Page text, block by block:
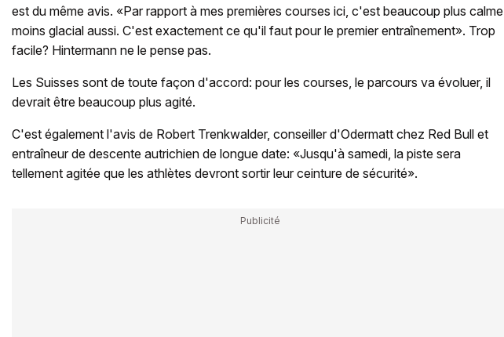
est du même avis. «Par rapport à mes premières courses ici, c'est beaucoup plus calme,
moins glacial aussi. C'est exactement ce qu'il faut pour le premier entraînement». Trop
facile? Hintermann ne le pense pas.
Les Suisses sont de toute façon d'accord: pour les courses, le parcours va évoluer, il
devrait être beaucoup plus agité.
C'est également l'avis de Robert Trenkwalder, conseiller d'Odermatt chez Red Bull et
entraîneur de descente autrichien de longue date: «Jusqu'à samedi, la piste sera
tellement agitée que les athlètes devront sortir leur ceinture de sécurité».